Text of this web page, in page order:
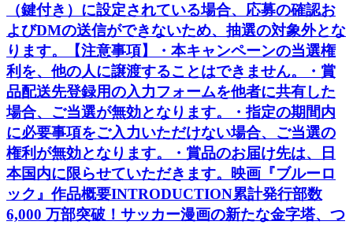
（鍵付き）に設定されている場合、応募の確認お
よびDMの送信ができないため、抽選の対象外とな
ります。【注意事項】・本キャンペーンの当選権
利を、他の人に譲渡することはできません。・賞
品配送先登録用の入力フォームを他者に共有した
場合、ご当選が無効となります。・指定の期間内
に必要事項をご入力いただけない場合、ご当選の
権利が無効となります。・賞品のお届け先は、日
本国内に限らせていただきます。映画『ブルーロ
ック』作品概要INTRODUCTION累計発行部数
6,000 万部突破！サッカー漫画の新たな金字塔、つ